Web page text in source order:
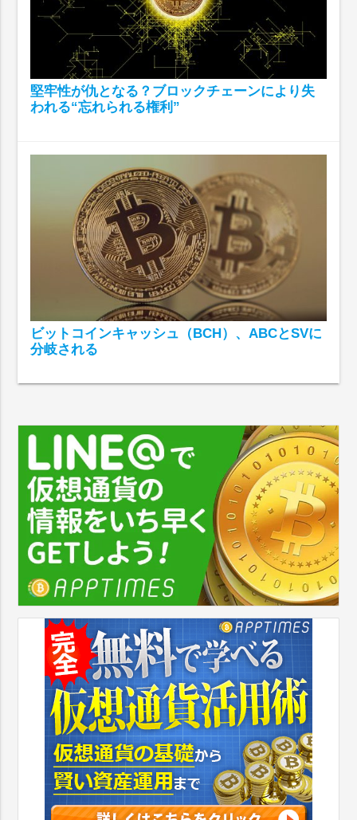
堅牢性が仇となる？ブロックチェーンにより失
われる“忘れられる権利”
ビットコインキャッシュ（BCH）、ABCとSVに
分岐される